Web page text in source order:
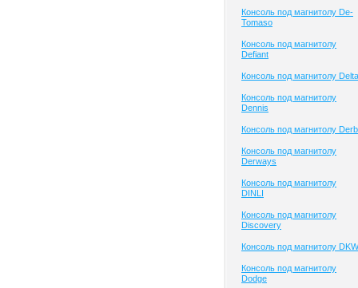
Консоль под магнитолу De-
Tomaso
Консоль под магнитолу
Defiant
Консоль под магнитолу Delta
Консоль под магнитолу
Dennis
Консоль под магнитолу
Консоль под магнитолу
Derways
Консоль под магнитолу
DINLI
Консоль под магнитолу
Discovery
Консоль под магнитолу DKW
Консоль под магнитолу
Dodge